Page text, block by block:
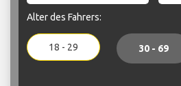
Alter des Fahrers:
18 - 29 30 - 69